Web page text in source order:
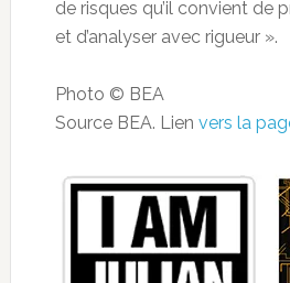
de risques qu’il convient de
et d’analyser avec rigueur ».
Photo © BEA
Source BEA. Lien vers la